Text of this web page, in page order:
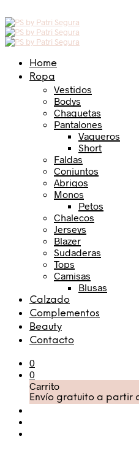
Home
Ropa
Vestidos
Bodys
Chaquetas
Pantalones
Vaqueros
Short
Faldas
Conjuntos
Abrigos
Monos
Petos
Chalecos
Jerseys
Blazer
Sudaderas
Tops
Camisas
Blusas
Calzado
Complementos
Beauty
Contacto
0
0
Carrito
Envío gratuito a partir